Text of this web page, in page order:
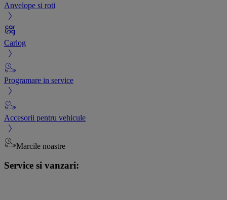
Anvelope si roti
Carlog
Programare in service
Accesorii pentru vehicule
Marcile noastre
Service si vanzari: